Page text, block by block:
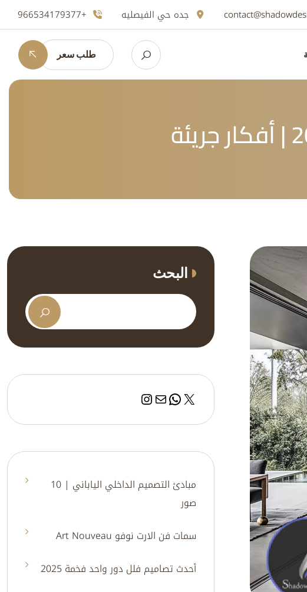
جده حي الفيصليه +966534179377
طلب سعر
البحث
إكسواتساب
بريد
مبادئ التصميم الداخلي الياباني | 10
صور
سمات فن الارت نوفو Art Nouveau
أحدث تصاميم فلل دور واحد فخمة 2025